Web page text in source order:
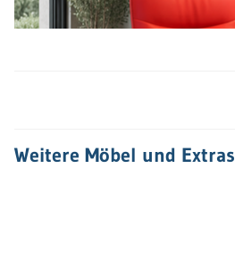
Weitere Möbel und Extras